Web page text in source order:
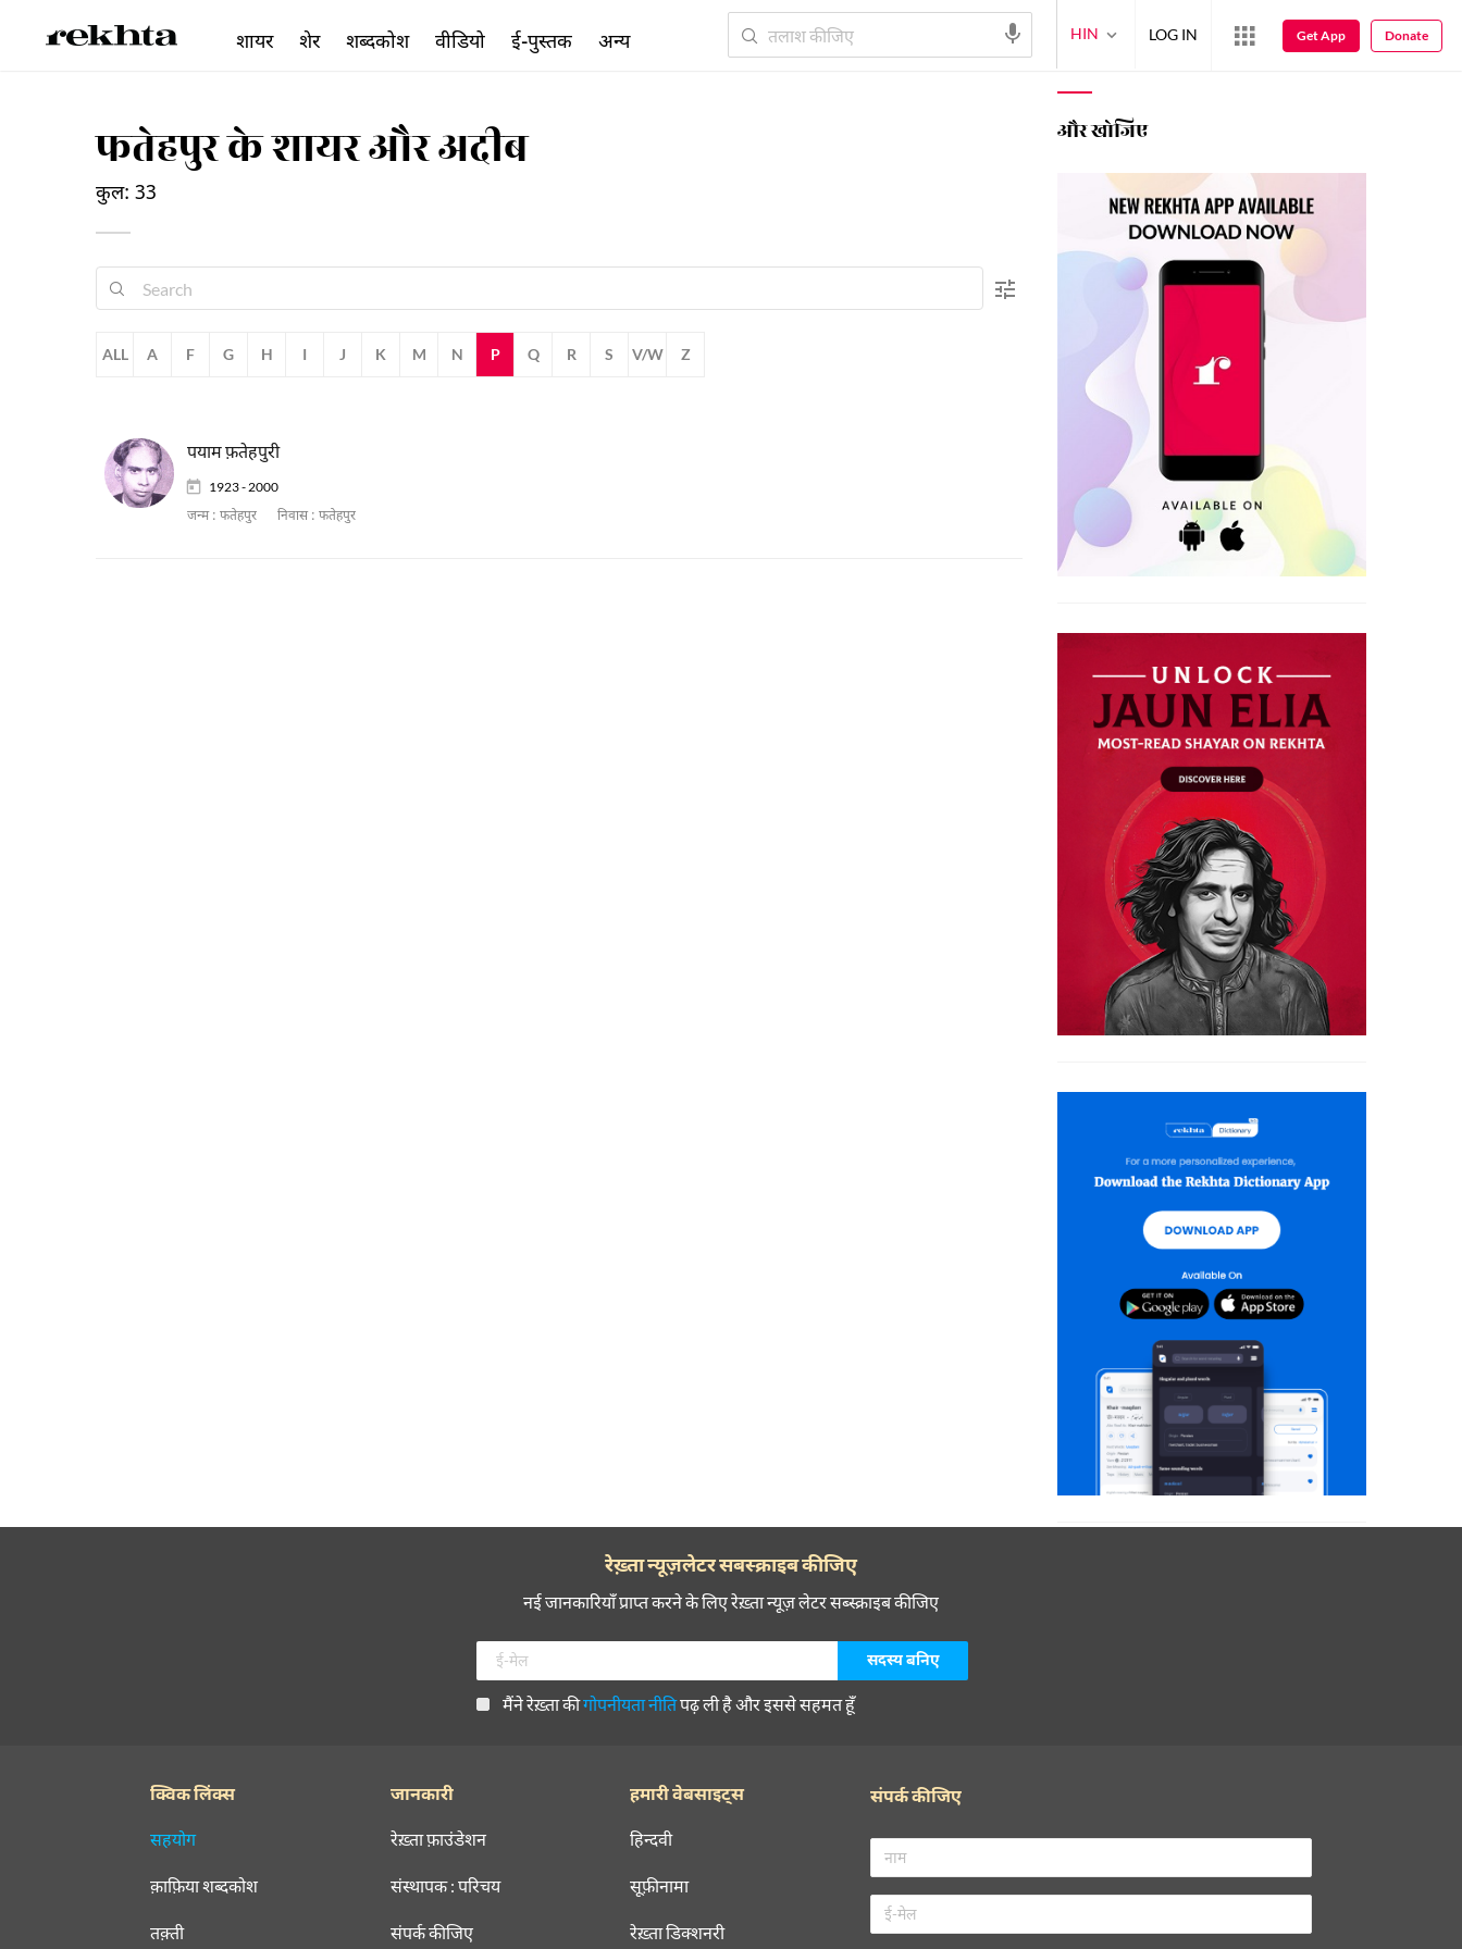
फतेहपुर के शायर और अदीब
कुल: 33
ALL A F G H I J K M N P Q R S V/W Z
पयाम फ़तेहपुरी
1923 - 2000
जन्म : फतेहपुर निवास : फतेहपुर
और खोजिए
शायर शेर शब्दकोश वीडियो ई-पुस्तक अन्य HIN LOG IN Get App Donate
रेख़्ता न्यूज़लेटर सबस्क्राइब कीजिए
नई जानकारियाँ प्राप्त करने के लिए रेख़्ता न्यूज़ लेटर सब्स्क्राइब कीजिए
मैंने रेख़्ता कीगोपनीयता नीतिपढ़ ली है और इससे सहमत हूँ
क्विक लिंक्स
सहयोग
क़ाफ़िया शब्दकोश
तक़्ती
जानकारी
रेख़्ता फ़ाउंडेशन
संस्थापक : परिचय
संपर्क कीजिए
हमारी वेबसाइट्स
हिन्दवी
सूफ़ीनामा
रेख़्ता डिक्शनरी
संपर्क कीजिए